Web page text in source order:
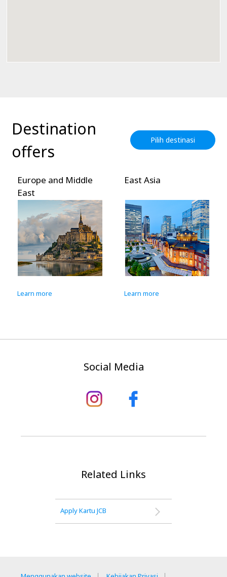
Destination
offers
Pilih destinasi
and Middle
more
East Asia
Learn more
Social Media
Related Links
Apply Kartu JCB